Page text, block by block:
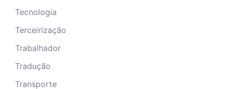
Tecnologia
Terceirização
Trabalhador
Tradução
Transporte